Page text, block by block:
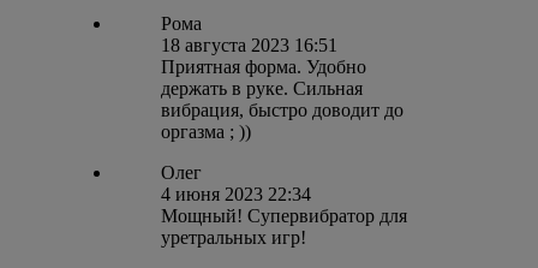
Рома
18 августа 2023 16:51
Приятная форма. Удобно
держать в руке. Сильная
вибрация, быстро доводит до
оргазма ; ))
Олег
4 июня 2023 22:34
Мощный! Супервибратор для
уретральных игр!